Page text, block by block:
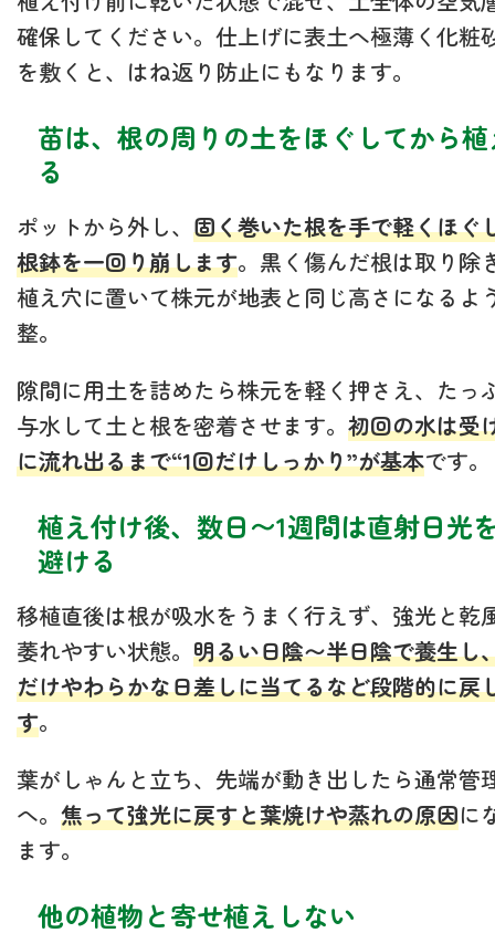
確保してください。仕上げに表土へ極薄く化粧
を敷くと、はね返り防止にもなります。
苗は、根の周りの土をほぐしてから
る
ポットから外し、 固く巻いた根を手で軽くほぐ
根鉢を一回り崩します。黒く傷んだ根は取り除
植え穴に置いて株元が地表と同じ高さになるよ
整。
隙間に用土を詰めたら株元を軽く押さえ、たっ
与水して土と根を密着させます。 初回の水は受
に流れ出るまで“1回だけしっかり”が基本です。
植え付け後、数日〜1週間は直射日光
避ける
移植直後は根が吸水をうまく行えず、強光と乾
萎れやすい状態。 明るい日陰〜半日陰で養生し
だけやわらかな日差しに当てるなど段階的に戻
す。
葉がしゃんと立ち、先端が動き出したら通常管
へ。 焦って強光に戻すと葉焼けや蒸れの原因に
ます。
他の植物と寄せ植えしない